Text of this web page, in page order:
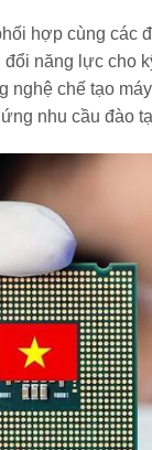
hợp cùng
năng lực cho
nghệ chế tạo
nhu cầu đào